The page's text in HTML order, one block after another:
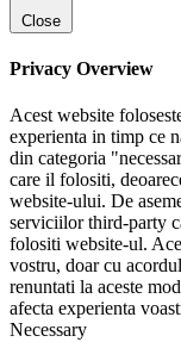
Close
Privacy Overview
Acest website
experienta in timp ce
din categoria
care il folositi,
website-ului. De
serviciilor third-party
folositi website-ul.
vostru, doar cu
renuntati la aceste
afecta experienta
Necessary